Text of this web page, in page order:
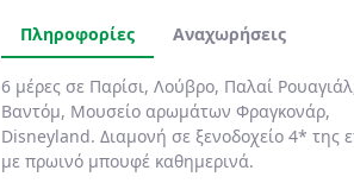
Πληροφορίες Αναχωρήσεις
6 μέρες σε Παρίσι, Λούβρο, Παλαί
Βαντόμ, Μουσείο αρωμάτων Φραγκονάρ,
Disneyland. Διαμονή σε ξενοδοχείo 4* της
με πρωινό μπουφέ καθημερινά.